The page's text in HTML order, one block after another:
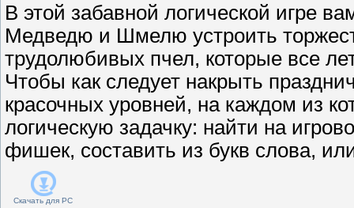
В этой забавной логической игре
Медведю и Шмелю устроить
трудолюбивых пчел, которые все
Чтобы как следует накрыть
красочных уровней, на каждом из
логическую задачку: найти на
фишек, составить из букв слова,
Скачать для PC